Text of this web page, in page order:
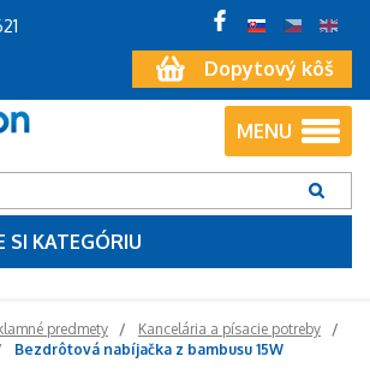
Dopytový kôš
MENU
SI KATEGÓRIU
predmety
Kancelária a písacie potreby
Bezdrôtová nabíjačka z bambusu 15W